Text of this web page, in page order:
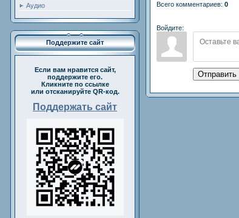
Аудио
Поддержите сайт
Если вам нравится сайт,
поддержите его.
Кликните по ссылке
или отсканируйте QR-код.
Поддержать сайт
Всего комментариев: 0
Войдите:
Отправить